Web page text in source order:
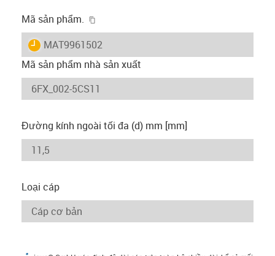
Mã sản phẩm.
igus-icon-lieferzeit
MAT9961502
Mã sản phẩm nhà sản xuất
Đường kính ngoài tối đa (d) mm [mm]
Loại cáp